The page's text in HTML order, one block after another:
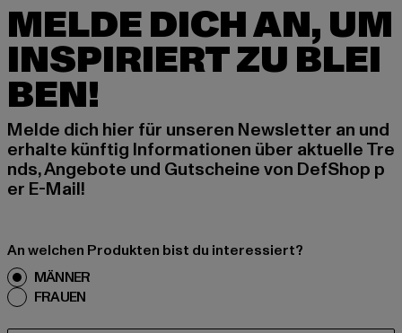
MELDE DICH AN, UM
INSPIRIERT ZU BLEI
BEN!
Melde dich hier für unseren Newsletter an und
erhalte künftig Informationen über aktuelle Tre
nds, Angebote und Gutscheine von DefShop p
er E-Mail!
An welchen Produkten bist du interessiert?
MÄNNER
FRAUEN